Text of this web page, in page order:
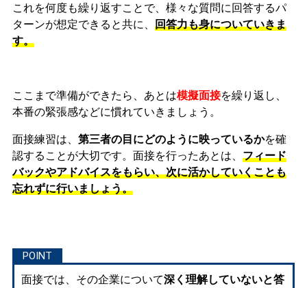
これを何度も繰り返すことで、様々な質問に回答するパ
ターンが想定できると共に、 回答力も身についていきま
す。
ここまで準備ができたら、あとは模擬面接を繰り返し、
本番の緊張感などに慣れていきましょう。
面接練習は、 第三者の目にどのように映っているかを確
認することが大切です。面接を行ったあとは、 フィード
バックやアドバイスをもらい、次に活かしていくことも
忘れずに行いましょう。
面接では、その企業について深く理解していないと答